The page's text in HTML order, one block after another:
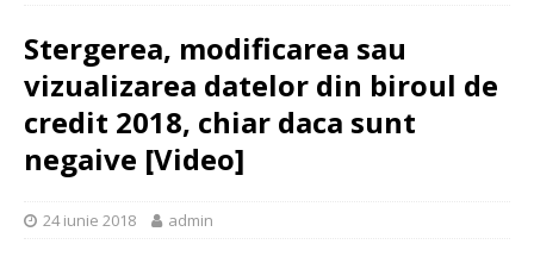
Stergerea, modificarea sau
vizualizarea datelor din biroul de
credit 2018, chiar daca sunt
negaive [Video]
24 iunie 2018 admin